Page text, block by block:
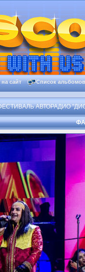
сайт Список альбомов
АВТОРАДИО